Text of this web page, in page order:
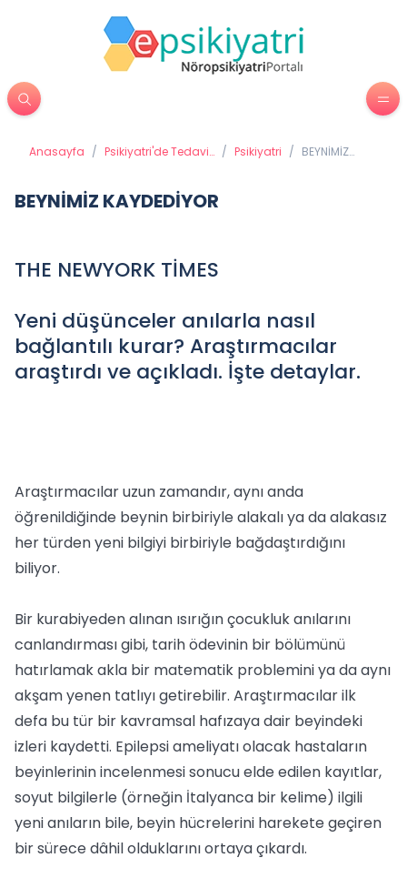
Anasayfa / Psikiyatri'de Tedavi
/ Psikiyatri / BEYNİMİZ
BEYNİMİZ KAYDEDİYOR
THE NEWYORK TİMES
Yeni düşünceler anılarla nasıl
bağlantılı kurar? Araştırmacılar
araştırdı ve açıkladı. İşte detaylar.
Araştırmacılar uzun zamandır, aynı anda
öğrenildiğinde beynin birbiriyle alakalı ya da alakasız
her türden yeni bilgiyi birbiriyle bağdaştırdığını
biliyor.
Bir kurabiyeden alınan ısırığın çocukluk anılarını
canlandırması gibi, tarih ödevinin bir bölümünü
hatırlamak akla bir matematik problemini ya da aynı
akşam yenen tatlıyı getirebilir. Araştırmacılar ilk
defa bu tür bir kavramsal hafızaya dair beyindeki
izleri kaydetti. Epilepsi ameliyatı olacak hastaların
beyinlerinin incelenmesi sonucu elde edilen kayıtlar,
soyut bilgilerle (örneğin İtalyanca bir kelime) ilgili
yeni anıların bile, beyin hücrelerini harekete geçiren
bir sürece dâhil olduklarını ortaya çıkardı.